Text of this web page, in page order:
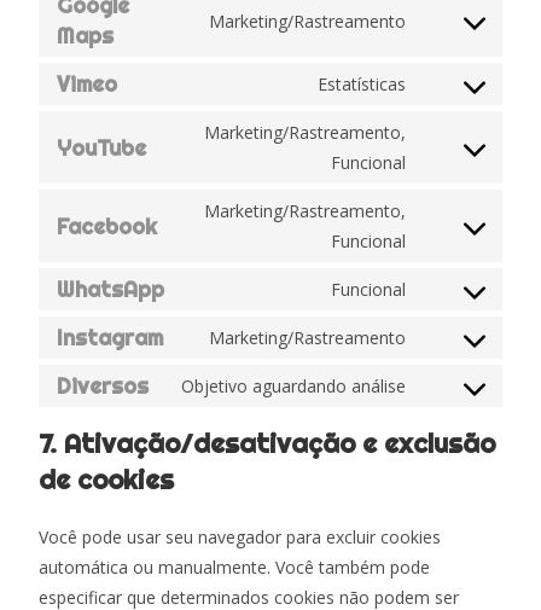
Maps
Marketing/Rastreamento
Vimeo Estatísticas
YouTube
Marketing/Rastreamento,
Funcional
Facebook
Marketing/Rastreamento,
Funcional
WhatsApp Funcional
Instagram Marketing/Rastreamento
Diversos Objetivo aguardando análise
7. Ativação/desativação e exclusão
de cookies
Você pode usar seu navegador para excluir cookies
automática ou manualmente. Você também pode
especificar que determinados cookies não podem ser